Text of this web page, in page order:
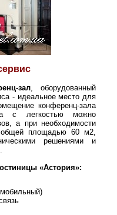
зал, оборудованный
- идеальное место для
конференц-зала
с легкостью можно
а при необходимости
площадью 60 м2,
решениями и
«Астория»: